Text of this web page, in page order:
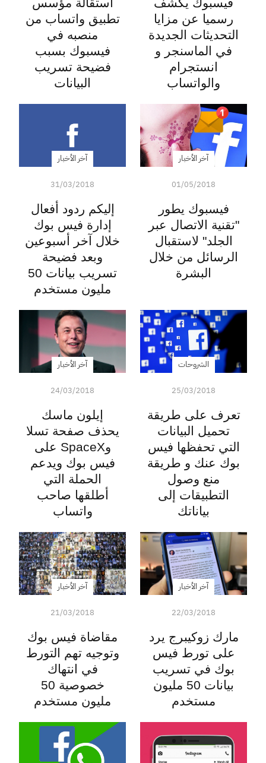
رسميا عن مزايا
التحديثات الجديدة
في الماسنجر و
انستجرام
والواتساب
تطبيق واتساب من
منصبه في
فيسبوك بسبب
فضيحة تسريب
البيانات
آخر الأخبار
01/05/2018
فيسبوك يطور
"تقنية الاتصال عبر
الجلد" لاستقبال
الرسائل من خلال
البشرة
آخر الأخبار
31/03/2018
إليكم ردود أفعال
إدارة فيس بوك
خلال آخر أسبوعين
وبعد فضيحة
تسريب بيانات 50
مليون مستخدم
الشروحات
25/03/2018
تعرف على طريقة
تحميل البيانات
التي تحفظها فيس
بوك عنك و طريقة
منع وصول
التطبيقات إلى
بياناتك
آخر الأخبار
24/03/2018
إيلون ماسك
يحذف صفحة تسلا
وSpaceX على
فيس بوك ويدعم
الحملة التي
أطلقها صاحب
واتساب
آخر الأخبار
22/03/2018
مارك زوكيبرج يرد
على تورط فيس
بوك في تسريب
بيانات 50 مليون
مستخدم
آخر الأخبار
21/03/2018
مقاضاة فيس بوك
وتوجيه تهم التورط
في انتهاك
خصوصية 50
مليون مستخدم